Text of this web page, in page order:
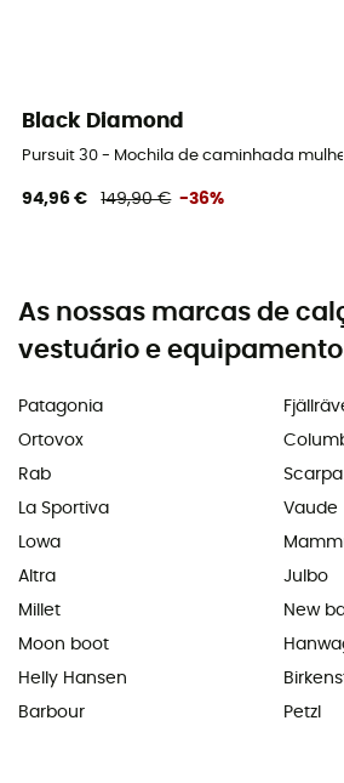
Black Diamond
Pursuit 30 - Mochila de caminhada mulher
94,96 € 149,90 € -36%
As nossas marcas de
vestuário e equipamento
Patagonia
Ortovox
Rab
La Sportiva
Lowa
Altra
Millet
Moon boot
Helly Hansen
Barbour
Scarpa
Vaude
Julbo
New
Petzl